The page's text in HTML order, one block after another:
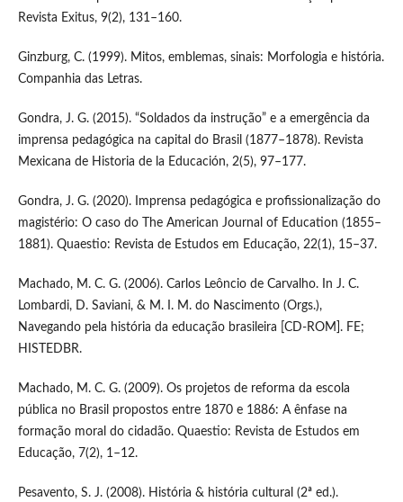
Revista Exitus, 9(2), 131–160.
Ginzburg, C. (1999). Mitos, emblemas, sinais: Morfologia e história.
Companhia das Letras.
Gondra, J. G. (2015). “Soldados da instrução” e a emergência da
imprensa pedagógica na capital do Brasil (1877–1878). Revista
Mexicana de Historia de la Educación, 2(5), 97–177.
Gondra, J. G. (2020). Imprensa pedagógica e profissionalização do
magistério: O caso do The American Journal of Education (1855–
1881). Quaestio: Revista de Estudos em Educação, 22(1), 15–37.
Machado, M. C. G. (2006). Carlos Leôncio de Carvalho. In J. C.
Lombardi, D. Saviani, & M. I. M. do Nascimento (Orgs.),
Navegando pela história da educação brasileira [CD-ROM]. FE;
HISTEDBR.
Machado, M. C. G. (2009). Os projetos de reforma da escola
pública no Brasil propostos entre 1870 e 1886: A ênfase na
formação moral do cidadão. Quaestio: Revista de Estudos em
Educação, 7(2), 1–12.
Pesavento, S. J. (2008). História & história cultural (2ª ed.).